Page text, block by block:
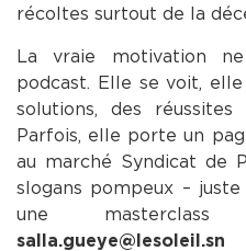
récoltes surtout de la
La vraie motivation
podcast. Elle se voit,
solutions, des
Parfois, elle porte un
au marché Syndicat de
slogans pompeux –
une masterclass
salla.gueye@lesoleil.sn